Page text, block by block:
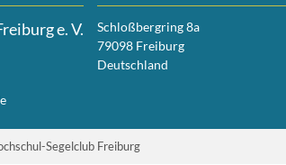
e. V.
Schloßbergring 8a
79098 Freiburg
Deutschland
Segelclub Freiburg